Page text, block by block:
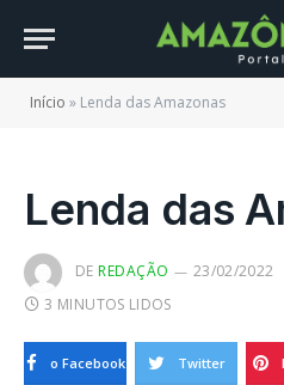
Início » Lenda das Amazonas
Lenda das
DE REDAÇÃO 23/02/2022
3 MINUTOS LIDOS
o Facebook Twitter